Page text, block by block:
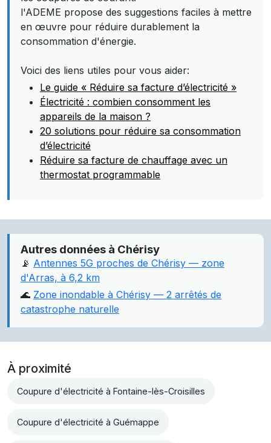
l'ADEME propose des suggestions faciles à mettre
en œuvre pour réduire durablement la
consommation d'énergie.
Voici des liens utiles pour vous aider:
Le guide « Réduire sa facture d’électricité »
Électricité : combien consomment les
appareils de la maison ?
20 solutions pour réduire sa consommation
d’électricité
Réduire sa facture de chauffage avec un
thermostat programmable
Autres données à Chérisy
📡 Antennes 5G proches de Chérisy — zone
d'Arras, à 6,2 km
🌊 Zone inondable à Chérisy — 2 arrêtés de
catastrophe naturelle
À proximité
Coupure d'électricité à Fontaine-lès-Croisilles
Coupure d'électricité à Guémappe